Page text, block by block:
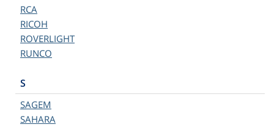
RCA
RICOH
ROVERLIGHT
RUNCO
S
SAGEM
SAHARA